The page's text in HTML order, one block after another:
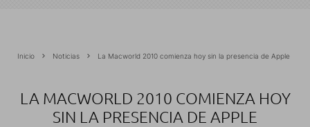
Inicio Noticias La Macworld 2010 comienza hoy sin la presencia de Apple
LA MACWORLD 2010 COMIENZA HOY
SIN LA PRESENCIA DE APPLE